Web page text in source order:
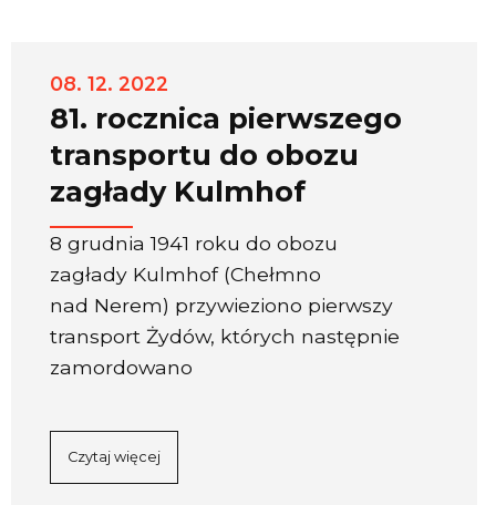
08. 12. 2022
81. rocznica pierwszego
transportu do obozu
zagłady Kulmhof
8 grudnia 1941 roku do obozu
zagłady Kulmhof (Chełmno
nad Nerem) przywieziono pierwszy
transport Żydów, których następnie
zamordowano
Czytaj więcej